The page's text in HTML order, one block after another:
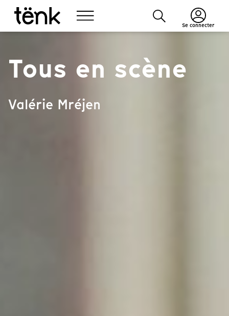
Se connecter
Tous en scène
Valérie Mréjen